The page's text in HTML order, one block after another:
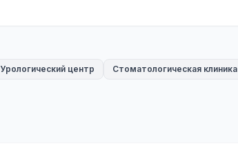
Урологический центр Стоматологическая клиника